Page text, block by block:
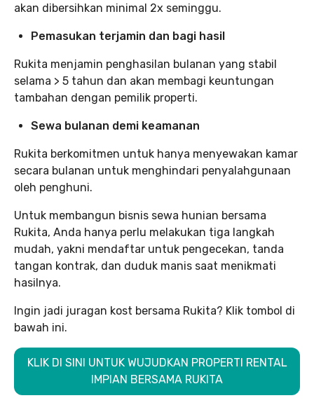
akan dibersihkan minimal 2x seminggu.
Pemasukan terjamin dan bagi hasil
Rukita menjamin penghasilan bulanan yang stabil
selama > 5 tahun dan akan membagi keuntungan
tambahan dengan pemilik properti.
Sewa bulanan demi keamanan
Rukita berkomitmen untuk hanya menyewakan kamar
secara bulanan untuk menghindari penyalahgunaan
oleh penghuni.
Untuk membangun bisnis sewa hunian bersama
Rukita, Anda hanya perlu melakukan tiga langkah
mudah, yakni mendaftar untuk pengecekan, tanda
tangan kontrak, dan duduk manis saat menikmati
hasilnya.
Ingin jadi juragan kost bersama Rukita? Klik tombol di
bawah ini.
KLIK DI SINI UNTUK WUJUDKAN PROPERTI RENTAL
IMPIAN BERSAMA RUKITA